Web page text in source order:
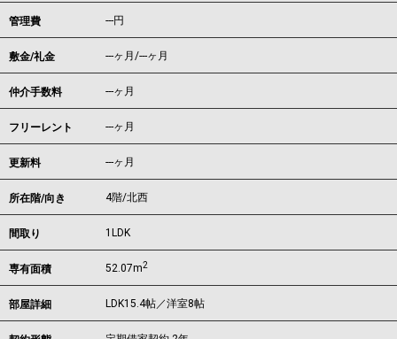
管理費 ---円
敷金/礼金 ---ヶ月/---ヶ月
仲介手数料 ---ヶ月
フリーレント ---ヶ月
更新料 ---ヶ月
所在階/向き 4階/北西
間取り 1LDK
専有面積 52.07m2
部屋詳細 LDK15.4帖／洋室8帖